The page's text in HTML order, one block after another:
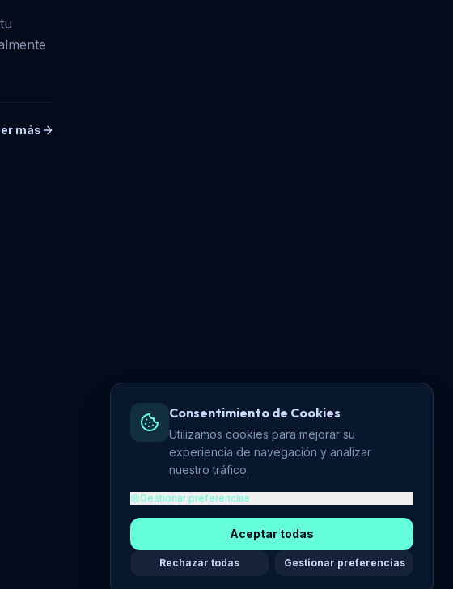
más
Consentimiento de Cookies
Utilizamos cookies para mejorar su
experiencia de navegación y analizar
nuestro tráfico.
Gestionar preferencias
Aceptar todas
Rechazar todas Gestionar preferencias